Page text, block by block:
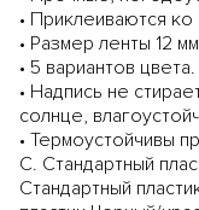
• Приклеиваются
• Размер ленты 12
• 5 вариантов цвета.
• Надпись не
солнце,
• Термоустойчивы
С. Стандартный
Стандартный